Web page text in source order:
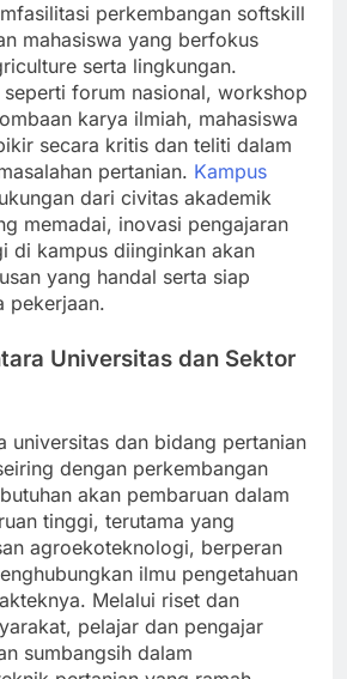
perkembangan softskill
mahasiswa yang berfokus
serta lingkungan.
forum nasional, workshop
karya ilmiah, mahasiswa
secara kritis dan teliti dalam
pertanian. Kampus
dari civitas akademik
memadai, inovasi pengajaran
di kampus diinginkan akan
yang handal serta siap
pekerjaan.
Universitas dan Sektor
universitas dan bidang pertanian
dengan perkembangan
akan pembaruan dalam
tinggi, terutama yang
agroekoteknologi, berperan
ilmu pengetahuan
Melalui riset dan
pelajar dan pengajar
sumbangsih dalam